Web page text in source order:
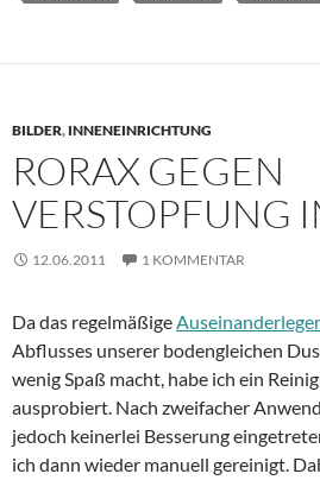
BILDER, INNENEINRICHTUNG
RORAX GEGEN
VERSTOPFUNG
12.06.2011 1 KOMMENTAR
Da das regelmäßige
Abflusses unserer bodengleichen
wenig Spaß macht, habe ich ein
ausprobiert. Nach zweifacher
jedoch keinerlei Besserung
ich dann wieder manuell gereinigt.